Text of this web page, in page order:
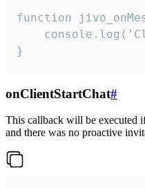
function
}
onClientStartChat#
This callback will be executed
and there was no proactive